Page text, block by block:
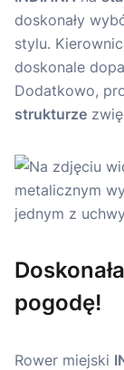
doskonały
stylu.
doskonale
Dodatkowo,
strukturze
pogodę!
Rower miejski